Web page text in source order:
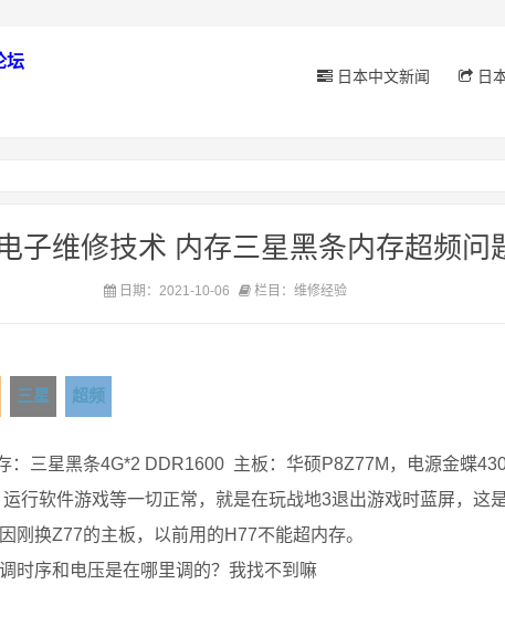
坛
日本中文新闻 日
子维修技术 内存三星黑条内存超频问
日期：2021-10-06 栏目：维修经验
三星 超频
：三星黑条4G*2 DDR1600 主板：华硕P8Z77M，电源金蝶
行软件游戏等一切正常，就是在玩战地3退出游戏时蓝屏，这
刚换Z77的主板，以前用的H77不能超内存。
时序和电压是在哪里调的？我找不到嘛